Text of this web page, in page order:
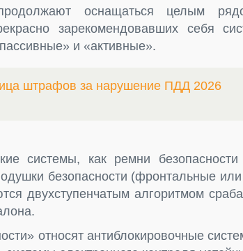
оснащаться целым
зарекомендовавших себя
и «активные».
штрафов за нарушение ПДД 2026
системы, как ремни
безопасности (фронтальные
двухступенчатым алгоритмом
относят антиблокировочные